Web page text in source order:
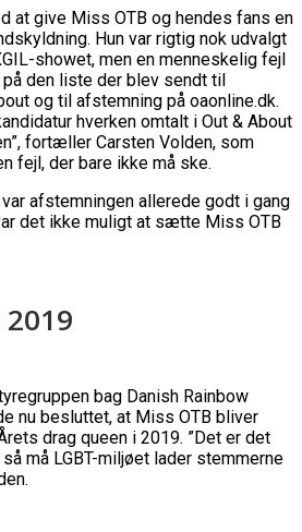
at give Miss OTB og hendes fans en
Hun var rigtig nok udvalgt
showet, men en menneskelig fejl
på den liste der blev sendt til
og til afstemning på oaonline.dk.
hverken omtalt i Out & About
fortæller Carsten Volden, som
fejl, der bare ikke må ske.
afstemningen allerede godt i gang
det ikke muligt at sætte Miss OTB
bag Danish Rainbow
nu besluttet, at Miss OTB bliver
drag queen i 2019. ”Det er det
må LGBT-miljøet lader stemmerne